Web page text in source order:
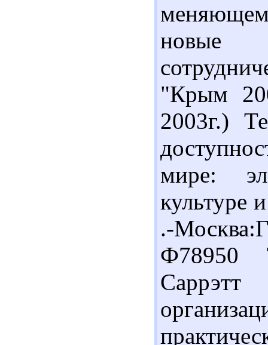
"Крым
2003г.)
мире:
культуре
.-
Ф78950